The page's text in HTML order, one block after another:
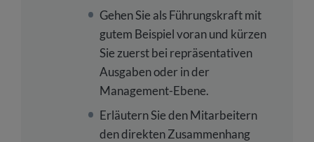
Gehen Sie als Führungskraft mit
gutem Beispiel voran und kürzen
Sie zuerst bei repräsentativen
Ausgaben oder in der
Management-Ebene.
Erläutern Sie den Mitarbeitern
den direkten Zusammenhang